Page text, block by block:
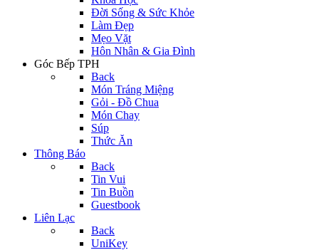
Đời Sống & Sức Khỏe
Làm Đẹp
Mẹo Vặt
Hôn Nhân & Gia Đình
Góc Bếp TPH
Back
Món Tráng Miệng
Gỏi - Đồ Chua
Món Chay
Súp
Thức Ăn
Thông Báo
Back
Tin Vui
Tin Buồn
Guestbook
Liên Lạc
Back
UniKey